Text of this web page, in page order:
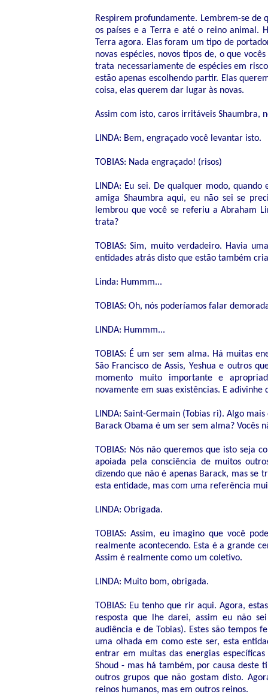
Respirem profundamente. Lembrem-se de
os países e a Terra e até o reino animal.
Terra agora. Elas foram um tipo de
novas espécies, novos tipos de, o que
trata necessariamente de espécies em
estão apenas escolhendo partir. Elas
coisa, elas querem dar lugar às novas.
Assim com isto, caros irritáveis Shaumbra,
LINDA: Bem, engraçado você levantar isto.
TOBIAS: Nada engraçado! (risos)
LINDA: Eu sei. De qualquer modo,
amiga Shaumbra aqui, eu não sei se
lembrou que você se referiu a Abraham
trata?
TOBIAS: Sim, muito verdadeiro. Havia
entidades atrás disto que estão também
Linda: Hummm...
TOBIAS: Oh, nós poderíamos falar
LINDA: Hummm...
TOBIAS: É um ser sem alma. Há muitas
São Francisco de Assis, Yeshua e outros
momento muito importante e
novamente em suas existências. E
LINDA: Saint-Germain (Tobias ri). Algo
Barack Obama é um ser sem alma? Vocês
TOBIAS: Nós não queremos que isto seja
apoiada pela consciência de muitos
dizendo que não é apenas Barack, mas se
esta entidade, mas com uma referência
LINDA: Obrigada.
TOBIAS: Assim, eu imagino que você
realmente acontecendo. Esta é a grande
Assim é realmente como um coletivo.
LINDA: Muito bom, obrigada.
TOBIAS: Eu tenho que rir aqui. Agora,
resposta que lhe darei, assim eu não
audiência e de Tobias). Estes são tempos
uma olhada em como este ser, esta
entrar em muitas das energias
Shoud - mas há também, por causa deste
outros grupos que não gostam disto.
reinos humanos, mas em outros reinos.